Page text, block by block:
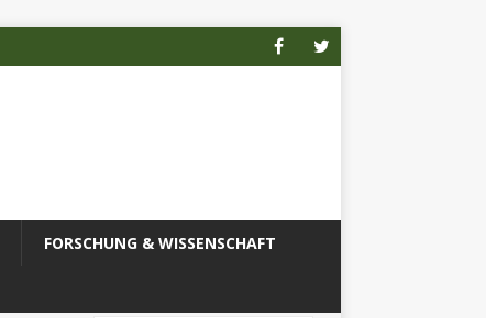
FORSCHUNG & WISSENSCHAFT